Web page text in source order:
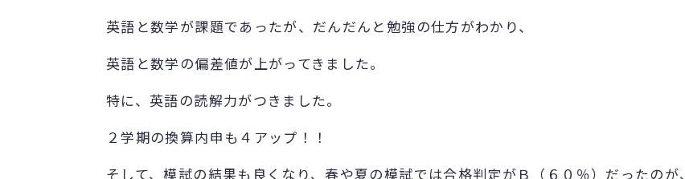
英語と数学が課題であったが、だんだんと勉強の仕方がわかり、
英語と数学の偏差値が上がってきました。
特に、英語の読解力がつきました。
２学期の換算内申も４アップ！！
そして、模試の結果も良くなり、春や夏の模試では合格判定がＢ（６０％）だったのが、